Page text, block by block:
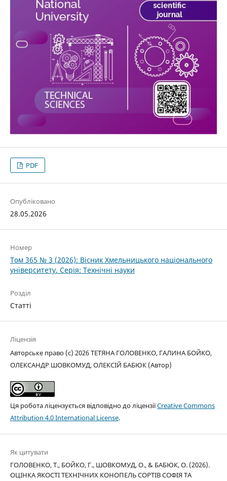
PDF
Опубліковано
28.05.2026
Номер
Том 365 № 3 (2026): Вісник Хмельницького національного
університету. Серія: Технічні науки
Розділ
Статті
Ліцензія
Авторське право (c) 2026 ТЕТЯНА ГОЛОВЕНКО, ГАЛИНА БОЙКО,
ОЛЕКСАНДР ШОВКОМУД, ОЛЕКСІЙ БАБЮК (Автор)
Ця робота ліцензується відповідно до ліцензіїCreative Commons
Attribution 4.0 International License.
Як цитувати
ГОЛОВЕНКО, Т., БОЙКО, Г., ШОВКОМУД, О., & БАБЮК, О. (2026).
ОЦІНКА ЯКОСТІ ТЕХНІЧНИХ КОНОПЕЛЬ СОРТІВ СОФІЯ ТА